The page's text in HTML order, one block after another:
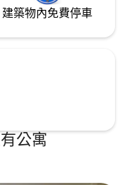
建築物內免費停車
公寓